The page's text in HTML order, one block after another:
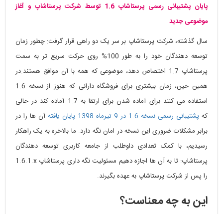
پایان پشتیبانی رسمی پرستاشاپ 1.6 توسط شرکت پرستاشاپ و آغاز
موضوعی جدید
سال گذشته، شرکت پرستاشاپ بر سر یک دو راهی قرار گرفت: چطور زمان
توسعه دهندگان خود را به طور 100% روی حرکت سریع تر به سمت
پرستاشاپ 1.7 اختصاص دهد، موضوعی که همه با آن موافق هستند.در
همین حین، زمان بیشتری برای فروشگاه دارانی که هنوز از نسخه 1.6
استفاده می کنند برای آماده شدن برای ارتقا به 1.7 آماده کند در حالی
که پشتیبانی رسمی نسخه 1.6 در 9 تیرماه 1398 پایان یافته
آن ها را در
برابر مشکلات ضروری این نسخه در امان نگه دارد. ما بالاخره به یک راهکار
رسیدیم، با کمک تعدادی داوطلب از جامعه کاربری توسعه دهندگان
پرستاشاپ: تا به آن ها اجازه دهیم مسئولیت نگه داری پرستاشاپ 1.6.1.x
را پس از شرکت پرستاشاپ به عهده بگیرند.
این به چه معناست؟